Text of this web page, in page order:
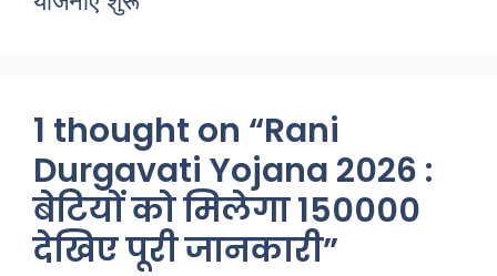
1 thought on “Rani
Durgavati Yojana 2026 :
बेटियों को मिलेगा 150000
देखिए पूरी जानकारी”